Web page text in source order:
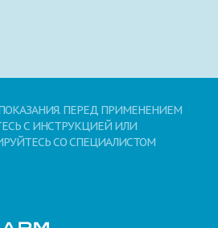
я принимаюпользовательское
ПЕРЕД ПРИМЕНЕНИЕМ
С ИНСТРУКЦИЕЙ ИЛИ
СО СПЕЦИАЛИСТОМ